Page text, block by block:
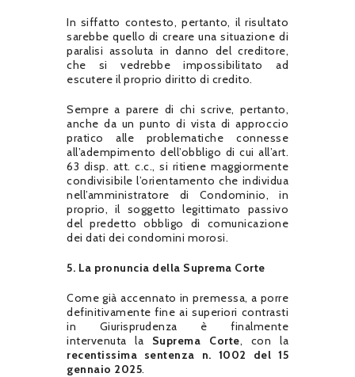
In siffatto contesto, pertanto, il risultato
sarebbe quello di creare una situazione di
paralisi assoluta in danno del creditore,
che si vedrebbe impossibilitato ad
escutere il proprio diritto di credito.
Sempre a parere di chi scrive, pertanto,
anche da un punto di vista di approccio
pratico alle problematiche connesse
all’adempimento dell’obbligo di cui all’art.
63 disp. att. c.c., si ritiene maggiormente
condivisibile l’orientamento che individua
nell’amministratore di Condominio, in
proprio, il soggetto legittimato passivo
del predetto obbligo di comunicazione
dei dati dei condomini morosi.
5. La pronuncia della Suprema Corte
Come già accennato in premessa, a porre
definitivamente fine ai superiori contrasti
in Giurisprudenza è finalmente
intervenuta la Suprema Corte, con la
recentissima sentenza n. 1002 del 15
gennaio 2025.